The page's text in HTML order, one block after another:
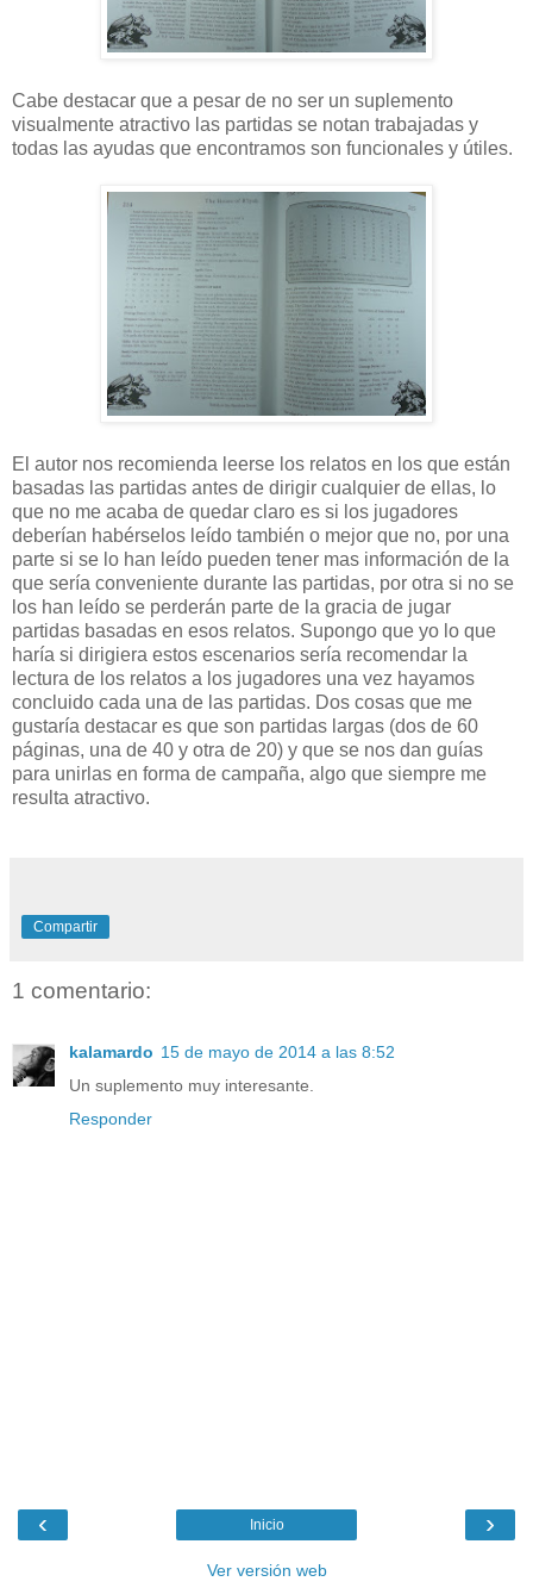
Cabe destacar que a pesar de no ser un suplemento
visualmente atractivo las partidas se notan trabajadas y
todas las ayudas que encontramos son funcionales y útiles.
El autor nos recomienda leerse los relatos en los que están
basadas las partidas antes de dirigir cualquier de ellas, lo
que no me acaba de quedar claro es si los jugadores
deberían habérselos leído también o mejor que no, por una
parte si se lo han leído pueden tener mas información de la
que sería conveniente durante las partidas, por otra si no se
los han leído se perderán parte de la gracia de jugar
partidas basadas en esos relatos. Supongo que yo lo que
haría si dirigiera estos escenarios sería recomendar la
lectura de los relatos a los jugadores una vez hayamos
concluido cada una de las partidas. Dos cosas que me
gustaría destacar es que son partidas largas (dos de 60
páginas, una de 40 y otra de 20) y que se nos dan guías
para unirlas en forma de campaña, algo que siempre me
resulta atractivo.
Compartir
1 comentario:
kalamardo 15 de mayo de 2014 a las 8:52
Un suplemento muy interesante.
Responder
‹ ›
Inicio
Ver versión web